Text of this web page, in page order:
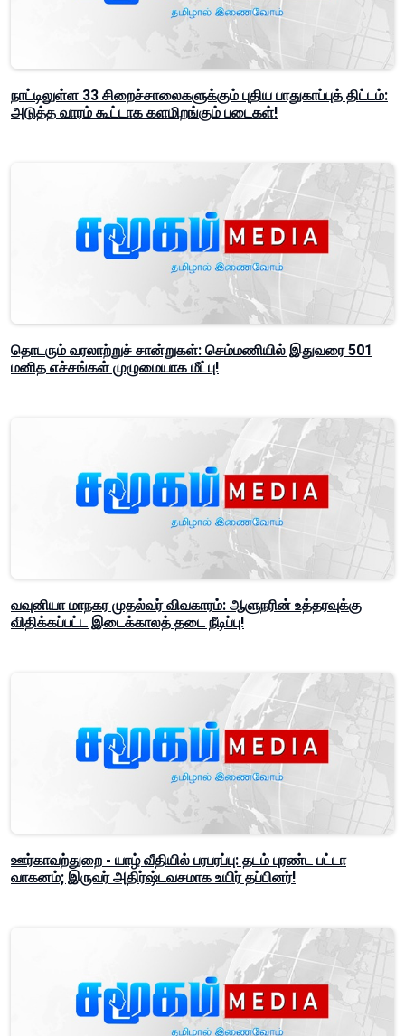
நாட்டிலுள்ள 33 சிறைச்சாலைகளுக்கும் புதிய பாதுகாப்புத் திட்டம்:
அடுத்த வாரம் கூட்டாக களமிறங்கும் படைகள்!
தொடரும் வரலாற்றுச் சான்றுகள்: செம்மணியில் இதுவரை 501
மனித எச்சங்கள் முழுமையாக மீட்பு!
வவுனியா மாநகர முதல்வர் விவகாரம்: ஆளுநரின் உத்தரவுக்கு
விதிக்கப்பட்ட இடைக்காலத் தடை நீடிப்பு!
ஊர்காவற்துறை - யாழ் வீதியில் பரபரப்பு: தடம் புரண்ட பட்டா
வாகனம்; இருவர் அதிர்ஷ்டவசமாக உயிர் தப்பினர்!